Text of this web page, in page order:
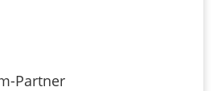
Partner